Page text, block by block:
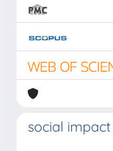
social impact